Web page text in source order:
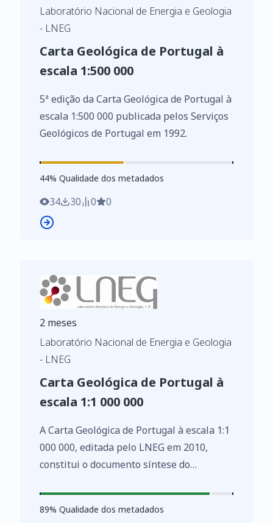
Laboratório Nacional de Energia e Geologia
- LNEG
Carta Geológica de Portugal à
escala 1:500 000
5ª edição da Carta Geológica de Portugal à
escala 1:500 000 publicada pelos Serviços
Geológicos de Portugal em 1992.
44%
44% Qualidade dos metadados
34 30 0 0
2 meses
Laboratório Nacional de Energia e Geologia
- LNEG
Carta Geológica de Portugal à
escala 1:1 000 000
A Carta Geológica de Portugal à escala 1:1
000 000, editada pelo LNEG em 2010,
constitui o documento síntese do
Portugal Continental e de todo o território
insular: Ilhas dos Arquipélagos dos Açores
89%
89% Qualidade dos metadados